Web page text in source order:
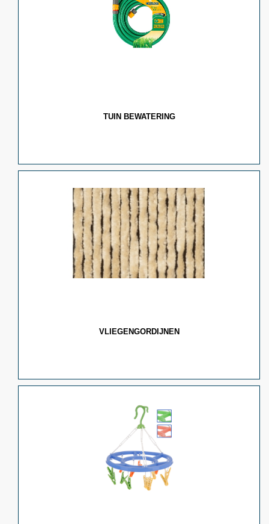
TUIN BEWATERING
VLIEGENGORDIJNEN